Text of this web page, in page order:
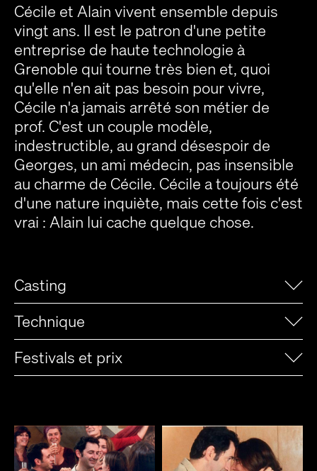
Cécile et Alain vivent ensemble depuis
vingt ans. Il est le patron d'une petite
entreprise de haute technologie à
Grenoble qui tourne très bien et, quoi
qu'elle n'en ait pas besoin pour vivre,
Cécile n'a jamais arrêté son métier de
prof. C'est un couple modèle,
indestructible, au grand désespoir de
Georges, un ami médecin, pas insensible
au charme de Cécile. Cécile a toujours été
d'une nature inquiète, mais cette fois c'est
vrai : Alain lui cache quelque chose.
Casting
Technique
Festivals et prix